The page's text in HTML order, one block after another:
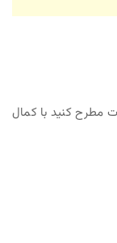
مطرح کنید با کمال